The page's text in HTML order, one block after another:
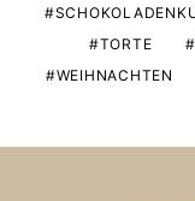
TORTE
WEIHNACHTEN